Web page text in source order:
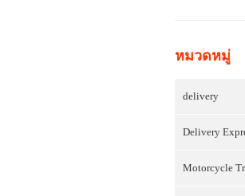
หมวดหมู่
delivery
Delivery
Motorcycle